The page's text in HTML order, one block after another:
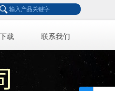
载 联系我们